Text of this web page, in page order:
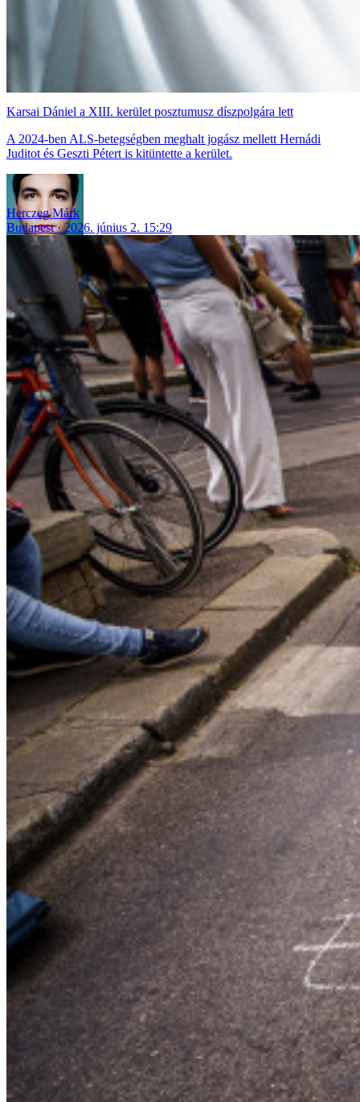
Karsai Dániel a XIII. kerület posztumusz díszpolgára lett
A 2024-ben ALS-betegségben meghalt jogász mellett Hernádi
Juditot és Geszti Pétert is kitüntette a kerület.
Herczeg Márk
Budapest
2026. június 2. 15:29